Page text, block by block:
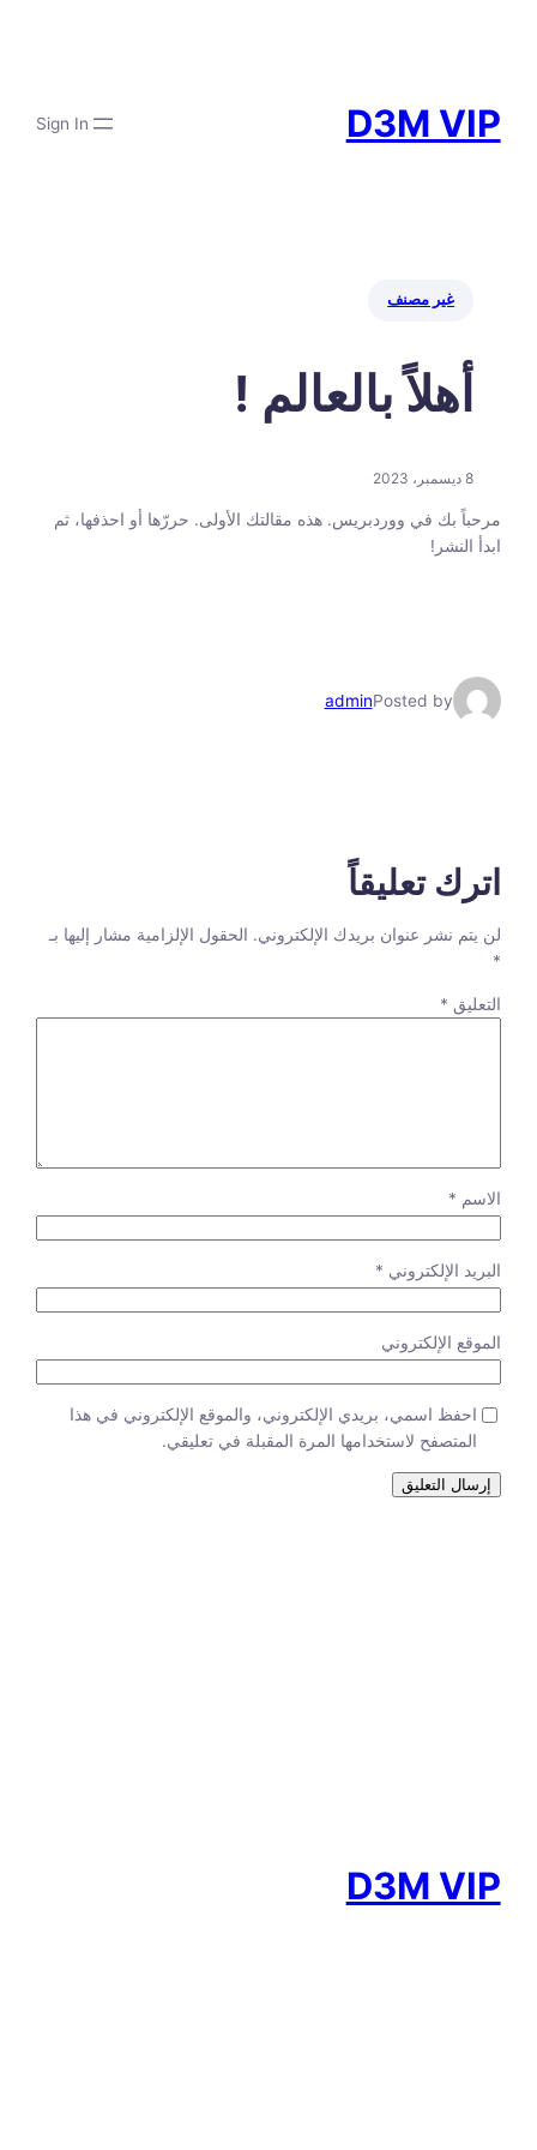
D3M VIP
Sign In
غير مصنف
أهلاً بالعالم !
8 ديسمبر، 2023
مرحباً بك في ووردبريس. هذه مقالتك الأولى. حررّها أو احذفها، ثم
ابدأ النشر!
Posted by
admin
اترك تعليقاً
لن يتم نشر عنوان بريدك الإلكتروني. الحقول الإلزامية مشار إليها بـ
*
التعليق *
الاسم *
البريد الإلكتروني *
الموقع الإلكتروني
احفظ اسمي، بريدي الإلكتروني، والموقع الإلكتروني في هذا
المتصفح لاستخدامها المرة المقبلة في تعليقي.
D3M VIP